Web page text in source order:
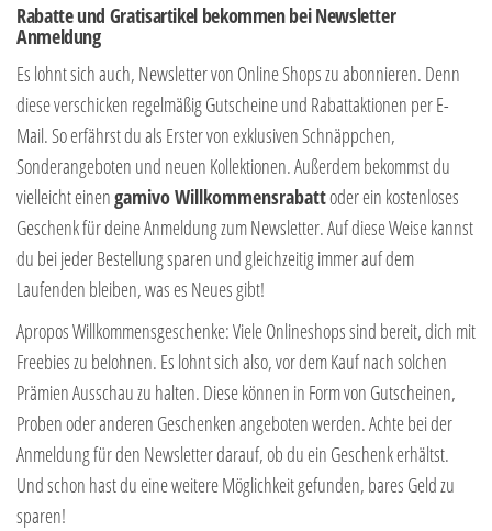
Rabatte und Gratisartikel bekommen bei Newsletter
Anmeldung
Es lohnt sich auch, Newsletter von Online Shops zu abonnieren. Denn
diese verschicken regelmäßig Gutscheine und Rabattaktionen per E-
Mail. So erfährst du als Erster von exklusiven Schnäppchen,
Sonderangeboten und neuen Kollektionen. Außerdem bekommst du
vielleicht einengamivo Willkommensrabattoder ein kostenloses
Geschenk für deine Anmeldung zum Newsletter. Auf diese Weise kannst
du bei jeder Bestellung sparen und gleichzeitig immer auf dem
Laufenden bleiben, was es Neues gibt!
Apropos Willkommensgeschenke: Viele Onlineshops sind bereit, dich mit
Freebies zu belohnen. Es lohnt sich also, vor dem Kauf nach solchen
Prämien Ausschau zu halten. Diese können in Form von Gutscheinen,
Proben oder anderen Geschenken angeboten werden. Achte bei der
Anmeldung für den Newsletter darauf, ob du ein Geschenk erhältst.
Und schon hast du eine weitere Möglichkeit gefunden, bares Geld zu
sparen!